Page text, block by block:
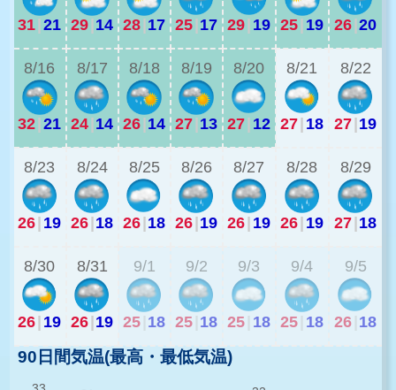
31 21 29 14 28 17 25 17 29 19 25 19 26 20
8/16
32 21
8/17
24 14
8/18
26 14
8/19
27 13
8/20
27 12
8/21
27 18
8/22
27 19
8/23
26 19
8/24
26 18
8/25
26 18
8/26
26 19
8/27
26 19
8/28
26 19
8/29
27 18
8/30
26 19
8/31
26 19
9/1
25 18
9/2
25 18
9/3
25 18
9/4
25 18
9/5
26 18
90日間気温(最高・最低気温)